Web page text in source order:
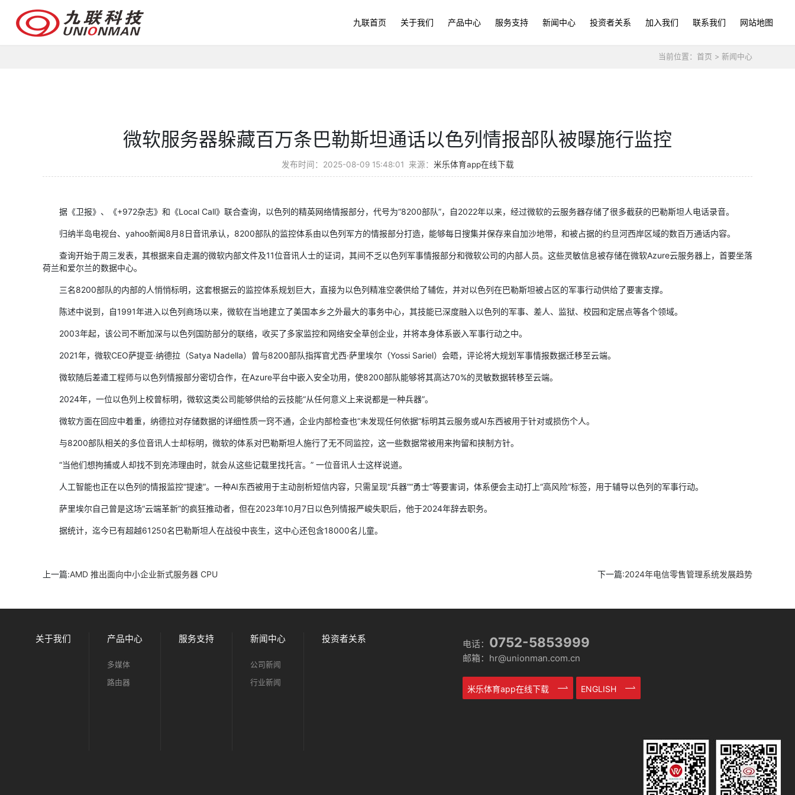
九联首页 关于我们 产品中心 服务支持 新闻中心 投资者关系 加入我们 联系我们 网站地图
当前位置： 首页 > 新闻中心
微软服务器躲藏百万条巴勒斯坦通话以色列情报部队被曝施行监控
发布时间：2025-08-09 15:48:01 来源： 米乐体育app在线下载
据《卫报》、《+972杂志》和《Local Call》联合查询，以色列的精英网络情报部分，代号为“8200部队”，自2022年以来，经过微软的云服务器存储了很多截获的巴勒斯坦人电话录音。
归纳半岛电视台、yahoo新闻8月8日音讯承认，8200部队的监控体系由以色列军方的情报部分打造，能够每日搜集并保存来自加沙地带，和被占据的约旦河西岸区域的数百万通话内容。
查询开始于周三发表，其根据来自走漏的微软内部文件及11位音讯人士的证词，其间不乏以色列军事情报部分和微软公司的内部人员。这些灵敏信息被存储在微软Azure云服务器上，首要坐落
荷兰和爱尔兰的数据中心。
三名8200部队的内部的人悄悄标明，这套根据云的监控体系规划巨大，直接为以色列精准空袭供给了辅佐，并对以色列在巴勒斯坦被占区的军事行动供给了要害支撑。
陈述中说到，自1991年进入以色列商场以来，微软在当地建立了美国本乡之外最大的事务中心，其技能已深度融入以色列的军事、差人、监狱、校园和定居点等各个领域。
2003年起，该公司不断加深与以色列国防部分的联络，收买了多家监控和网络安全草创企业，并将本身体系嵌入军事行动之中。
2021年，微软CEO萨提亚·纳德拉（Satya Nadella）曾与8200部队指挥官尤西·萨里埃尔（Yossi Sariel）会晤，评论将大规划军事情报数据迁移至云端。
微软随后差遣工程师与以色列情报部分密切合作，在Azure平台中嵌入安全功用，使8200部队能够将其高达70%的灵敏数据转移至云端。
2024年，一位以色列上校曾标明，微软这类公司能够供给的云技能“从任何意义上来说都是一种兵器”。
微软方面在回应中着重，纳德拉对存储数据的详细性质一窍不通，企业内部检查也“未发现任何依据”标明其云服务或AI东西被用于针对或损伤个人。
与8200部队相关的多位音讯人士却标明，微软的体系对巴勒斯坦人施行了无不同监控，这一些数据常被用来拘留和挟制方针。
“当他们想拘捕或人却找不到充沛理由时，就会从这些记载里找托言。” 一位音讯人士这样说道。
人工智能也正在以色列的情报监控“提速”。一种AI东西被用于主动剖析短信内容，只需呈现“兵器”“勇士”等要害词，体系便会主动打上“高风险”标签，用于辅导以色列的军事行动。
萨里埃尔自己曾是这场“云端革新”的疯狂推动者，但在2023年10月7日以色列情报严峻失职后，他于2024年辞去职务。
据统计，迄今已有超越61250名巴勒斯坦人在战役中丧生，这中心还包含18000名儿童。
上一篇:AMD 推出面向中小企业新式服务器 CPU 下一篇:2024年电信零售管理系统发展趋势
关于我们 产品中心
多媒体
路由器
服务支持 新闻中心
公司新闻
行业新闻
投资者关系 电话： 0752-5853999
邮箱：hr@unionman.com.cn
米乐体育app在线下载 ENGLISH